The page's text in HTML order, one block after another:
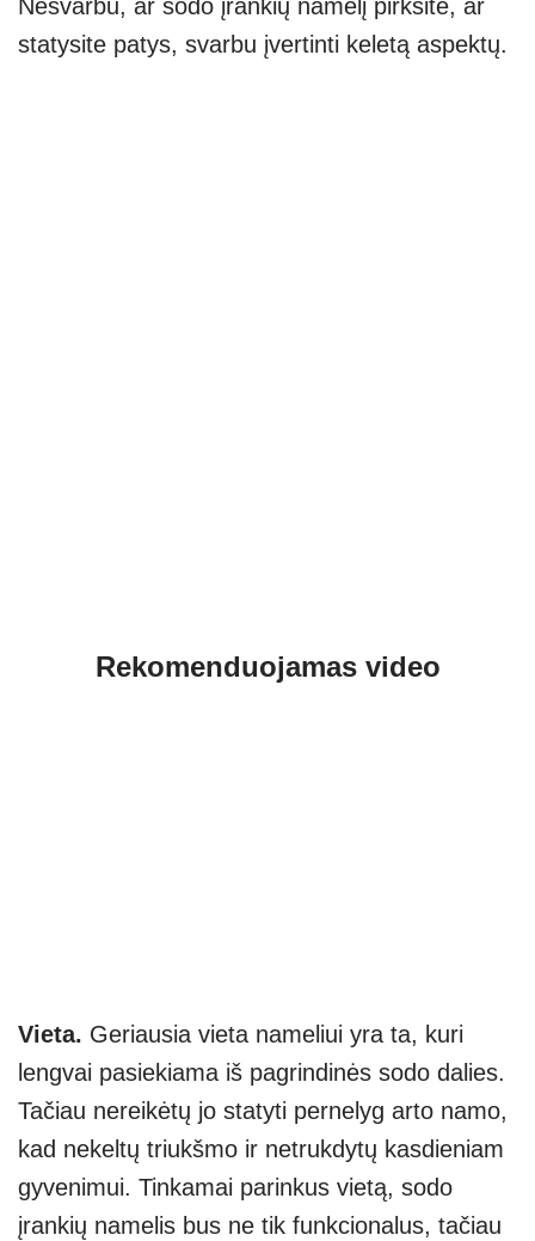
Nesvarbu, ar sodo įrankių namelį pirksite, ar
statysite patys, svarbu įvertinti keletą aspektų.
Rekomenduojamas video
Vieta. Geriausia vieta nameliui yra ta, kuri
lengvai pasiekiama iš pagrindinės sodo dalies.
Tačiau nereikėtų jo statyti pernelyg arto namo,
kad nekeltų triukšmo ir netrukdytų kasdieniam
gyvenimui. Tinkamai parinkus vietą, sodo
įrankių namelis bus ne tik funkcionalus, tačiau